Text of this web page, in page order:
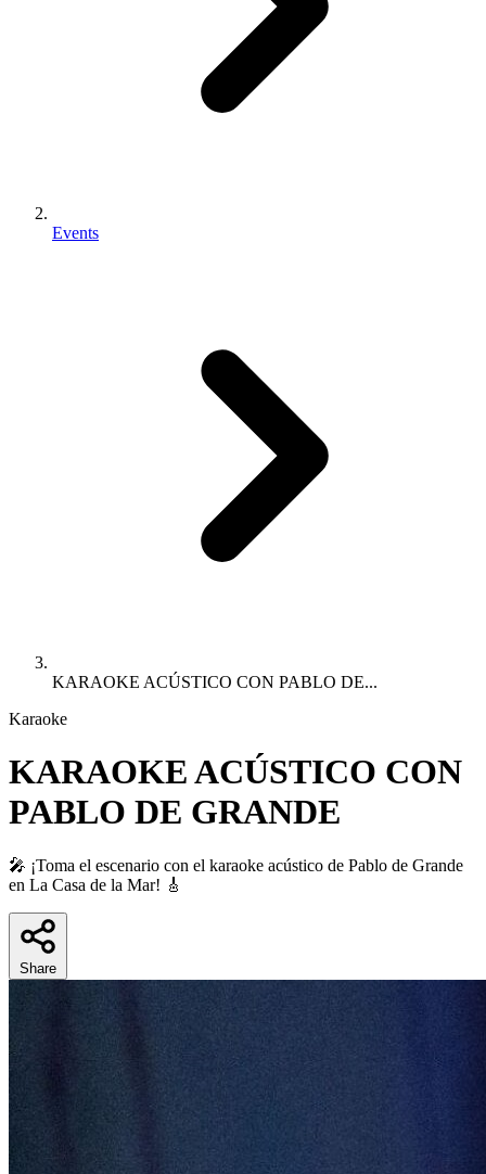
Events
KARAOKE ACÚSTICO CON PABLO DE...
Karaoke
KARAOKE ACÚSTICO CON
PABLO DE GRANDE
🎤 ¡Toma el escenario con el karaoke acústico de Pablo de Grande
en La Casa de la Mar! 🎸
Share